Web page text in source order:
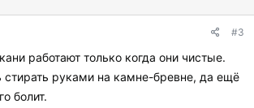
#3
работают только когда они чистые.
стирать руками на камне-бревне, да ещё
болит.